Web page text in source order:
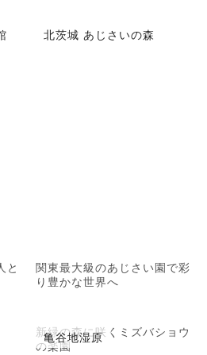
と
北茨城 あじさいの森
関東最大級のあじさい園で彩
り豊かな世界へ
亀谷地湿原
新緑の森に咲くミズバショウ
の楽園